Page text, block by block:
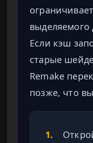
Если кэш
старые
Remake
позже, что
1.